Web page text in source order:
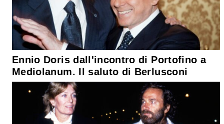
Ennio Doris dall'incontro di Portofino a
Mediolanum. Il saluto di Berlusconi